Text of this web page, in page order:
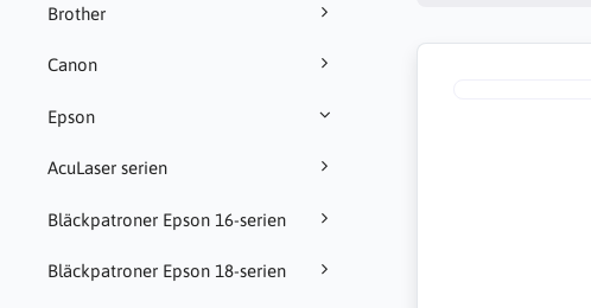
Brother
Canon
Epson
AcuLaser serien
Bläckpatroner Epson 16-serien
Bläckpatroner Epson 18-serien